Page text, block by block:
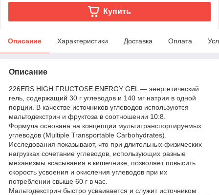
Купить
Описание Характеристики Доставка Оплата
Описание
226ERS HIGH FRUCTOSE ENERGY GEL — энергетический
гель, содержащий 30 г углеводов и 140 мг натрия в одной
порции. В качестве источников углеводов используются
мальтодекстрин и фруктоза в соотношении 10:8.
Формула основана на концепции мультитранспортируемых
углеводов (Multiple Transportable Carbohydrates).
Исследования показывают, что при длительных физических
нагрузках сочетание углеводов, использующих разные
механизмы всасывания в кишечнике, позволяет повысить
скорость усвоения и окисления углеводов при их
потреблении свыше 60 г в час.
Мальтодекстрин быстро усваивается и служит источником